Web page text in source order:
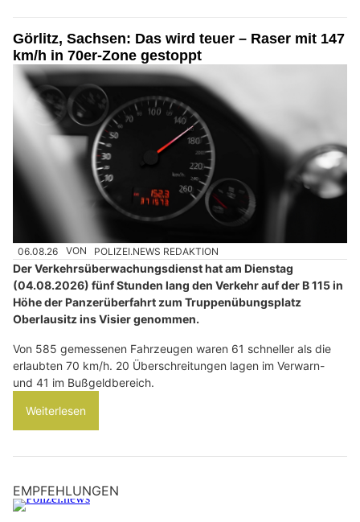
Görlitz, Sachsen: Das wird teuer – Raser mit 147
km/h in 70er-Zone gestoppt
06.08.26 VON POLIZEI.NEWS REDAKTION
Der Verkehrsüberwachungsdienst hat am Dienstag
(04.08.2026) fünf Stunden lang den Verkehr auf der B 115 in
Höhe der Panzerüberfahrt zum Truppenübungsplatz
Oberlausitz ins Visier genommen.
Von 585 gemessenen Fahrzeugen waren 61 schneller als die
erlaubten 70 km/h. 20 Überschreitungen lagen im Verwarn-
und 41 im Bußgeldbereich.
Weiterlesen
EMPFEHLUNGEN